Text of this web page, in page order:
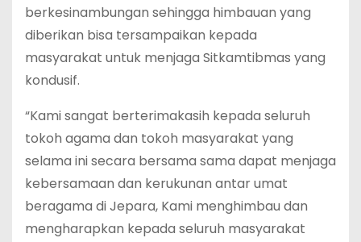
berkesinambungan sehingga himbauan yang
diberikan bisa tersampaikan kepada
masyarakat untuk menjaga Sitkamtibmas yang
kondusif.
“Kami sangat berterimakasih kepada seluruh
tokoh agama dan tokoh masyarakat yang
selama ini secara bersama sama dapat menjaga
kebersamaan dan kerukunan antar umat
beragama di Jepara, Kami menghimbau dan
mengharapkan kepada seluruh masyarakat